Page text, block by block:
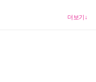
더보기↓